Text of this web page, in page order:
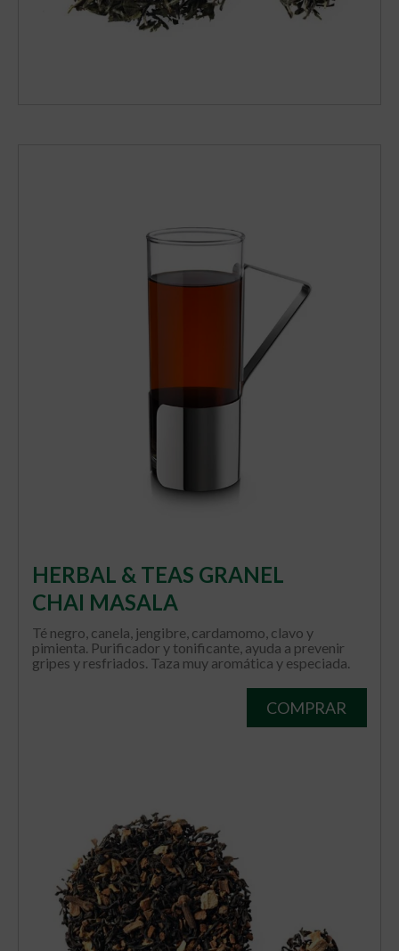
HERBAL & TEAS GRANEL
CHAI MASALA
Té negro, canela, jengibre, cardamomo, clavo y
pimienta. Purificador y tonificante, ayuda a prevenir
gripes y resfriados. Taza muy aromática y especiada.
COMPRAR